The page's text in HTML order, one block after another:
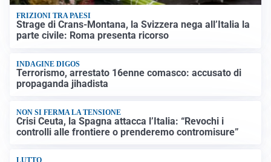
FRIZIONI TRA PAESI
Strage di Crans-Montana, la Svizzera nega all’Italia la
parte civile: Roma presenta ricorso
INDAGINE DIGOS
Terrorismo, arrestato 16enne comasco: accusato di
propaganda jihadista
NON SI FERMA LA TENSIONE
Crisi Ceuta, la Spagna attacca l’Italia: “Revochi i
controlli alle frontiere o prenderemo contromisure”